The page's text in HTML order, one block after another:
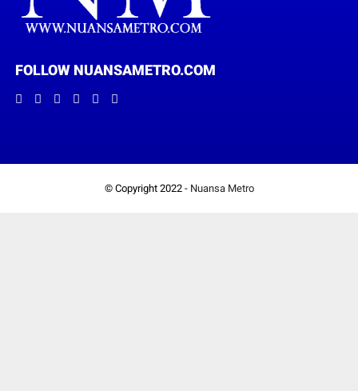
FOLLOW NUANSAMETRO.COM
© Copyright 2022 - Nuansa Metro